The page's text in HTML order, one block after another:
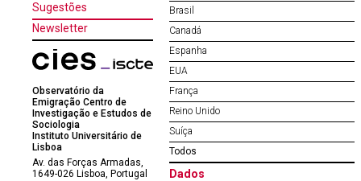
Sugestões
Newsletter
Observatório da
Emigração Centro de
Investigação e Estudos de
Sociologia
Instituto Universitário de
Lisboa
Av. das Forças Armadas,
1649-026 Lisboa, Portugal
Brasil
Canadá
Espanha
EUA
França
Reino Unido
Suíça
Todos
Dados